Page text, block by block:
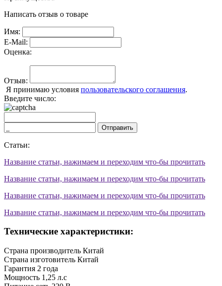
Написать отзыв о товаре
Имя:
E-Mail:
Оценка:
Отзыв:
Я принимаю условия пользовательского соглашения.
Введите число:
Отправить
Статьи:
Название статьи, нажимаем и переходим что-бы прочитать
Название статьи, нажимаем и переходим что-бы прочитать
Название статьи, нажимаем и переходим что-бы прочитать
Название статьи, нажимаем и переходим что-бы прочитать
Технические характеристики:
Страна производитель Китай
Страна изготовитель Китай
Гарантия 2 года
Мощность 1,25 л.с